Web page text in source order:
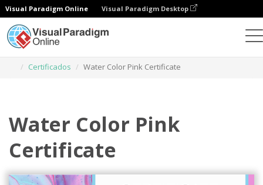
Visual Paradigm Online Visual Paradigm Desktop
Certificados
Water Color Pink Certificate
Water Color Pink
Certificate